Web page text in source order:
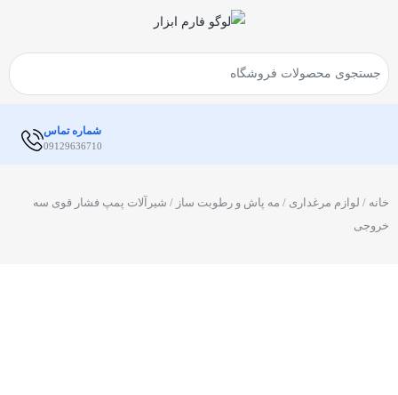
شماره تماس
09129636710
خانه / لوازم مرغداری / مه پاش و رطوبت ساز / شیرآلات پمپ فشار قوی سه
خروجی